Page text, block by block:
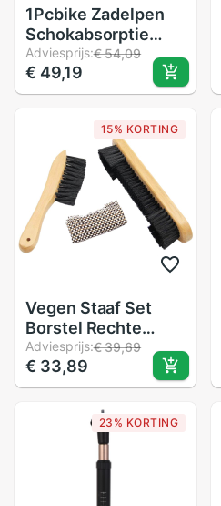
1Pcbike Zadelpen
Schokabsorptie
Duurzaam
Praktische Nuttig
Eenvoudige Fiets
Zadelpen Fiets
Zadelpen Voor
Volwassenen
Mannen
Adviesprijs:€ 54,09
€ 49,19
15% KORTING
Vegen Staaf Set
Borstel Rechte
Borstel Zwembad
Tafel Schoonmaken
Tool Snooker
Schoonmaken Tool
Biljart Accessoires
Adviesprijs:€ 39,69
€ 33,89
23% KORTING